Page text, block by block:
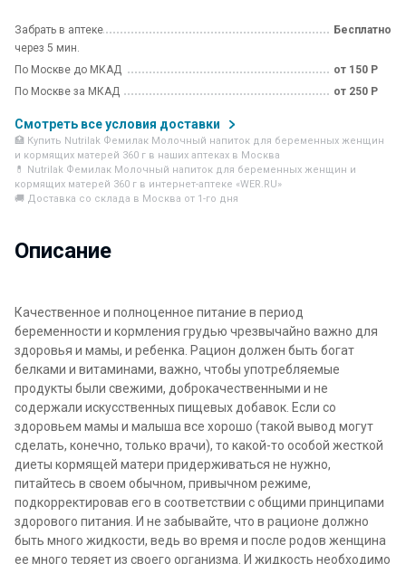
Забрать в аптеке
через 5 мин.
Бесплатно
По Москве до МКАД
от 150 Р
По Москве за МКАД
от 250 Р
Смотреть все условия доставки
🏥 Купить Nutrilak Фемилак Молочный напиток для беременных женщин
и кормящих матерей 360 г в наших аптеках в Москва
💊 Nutrilak Фемилак Молочный напиток для беременных женщин и
кормящих матерей 360 г в интернет-аптеке «WER.RU»
🚚 Доставка со склада в Москва от 1-го дня
Описание
Качественное и полноценное питание в период
беременности и кормления грудью чрезвычайно важно для
здоровья и мамы, и ребенка. Рацион должен быть богат
белками и витаминами, важно, чтобы употребляемые
продукты были свежими, доброкачественными и не
содержали искусственных пищевых добавок. Если со
здоровьем мамы и малыша все хорошо (такой вывод могут
сделать, конечно, только врачи), то какой-то особой жесткой
диеты кормящей матери придерживаться не нужно,
питайтесь в своем обычном, привычном режиме,
подкорректировав его в соответствии с общими принципами
здорового питания. И не забывайте, что в рационе должно
быть много жидкости, ведь во время и после родов женщина
ее много теряет из своего организма. И жидкость необходимо